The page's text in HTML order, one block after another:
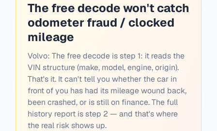
The free decode won't catch
odometer fraud / clocked
mileage
Volvo: The free decode is step 1: it reads the
VIN structure (make, model, engine, origin).
That's it. It can't tell you whether the car in
front of you has had its mileage wound back,
been crashed, or is still on finance. The full
history report is step 2 — and that's where
the real risk shows up.